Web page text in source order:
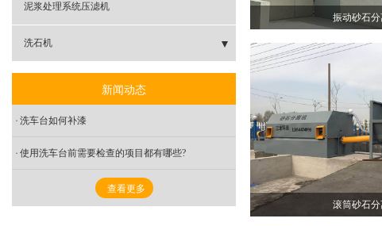
振动砂石
滚筒砂石
泥浆处理系统压滤机
洗石机
- 螺旋洗石机
- 振动洗石机
新闻动态
洗车台如何补漆
使用洗车台前需要检查的项目都有哪些?
查看更多